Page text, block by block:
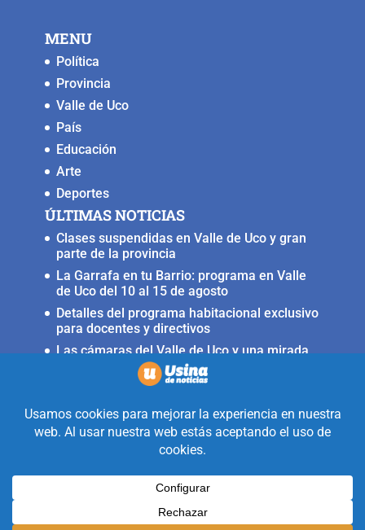
MENU
Política
Provincia
Valle de Uco
País
Educación
Arte
Deportes
ÚLTIMAS NOTICIAS
Clases suspendidas en Valle de Uco y gran
parte de la provincia
La Garrafa en tu Barrio: programa en Valle
de Uco del 10 al 15 de agosto
Detalles del programa habitacional exclusivo
para docentes y directivos
Las cámaras del Valle de Uco y una mirada
crítica sobre la crisis con Brasil
Irrigación prorrogó la restricción para
Realizado con la mirada equidistante de
alguien a quién solo le interesa
informar que ocurre en Valle de Uco.